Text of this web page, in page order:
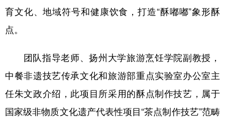
多语种频道
Русский язык 日本語 한국어
Deutsch Português
育文化、地域符号和健康饮食，打造“酥嘟嘟”象形酥
点。
团队指导老师、扬州大学旅游烹饪学院副教授，
中餐非遗技艺传承文化和旅游部重点实验室办公室主
任朱文政介绍，此项目所采用的酥点制作技艺，属于
国家级非物质文化遗产代表性项目“茶点制作技艺”范畴